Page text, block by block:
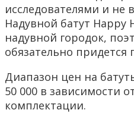
исследователями и не
Надувной батут
надувной городок,
обязательно придется
Диапазон цен на
50 000 в зависимости
комплектации.